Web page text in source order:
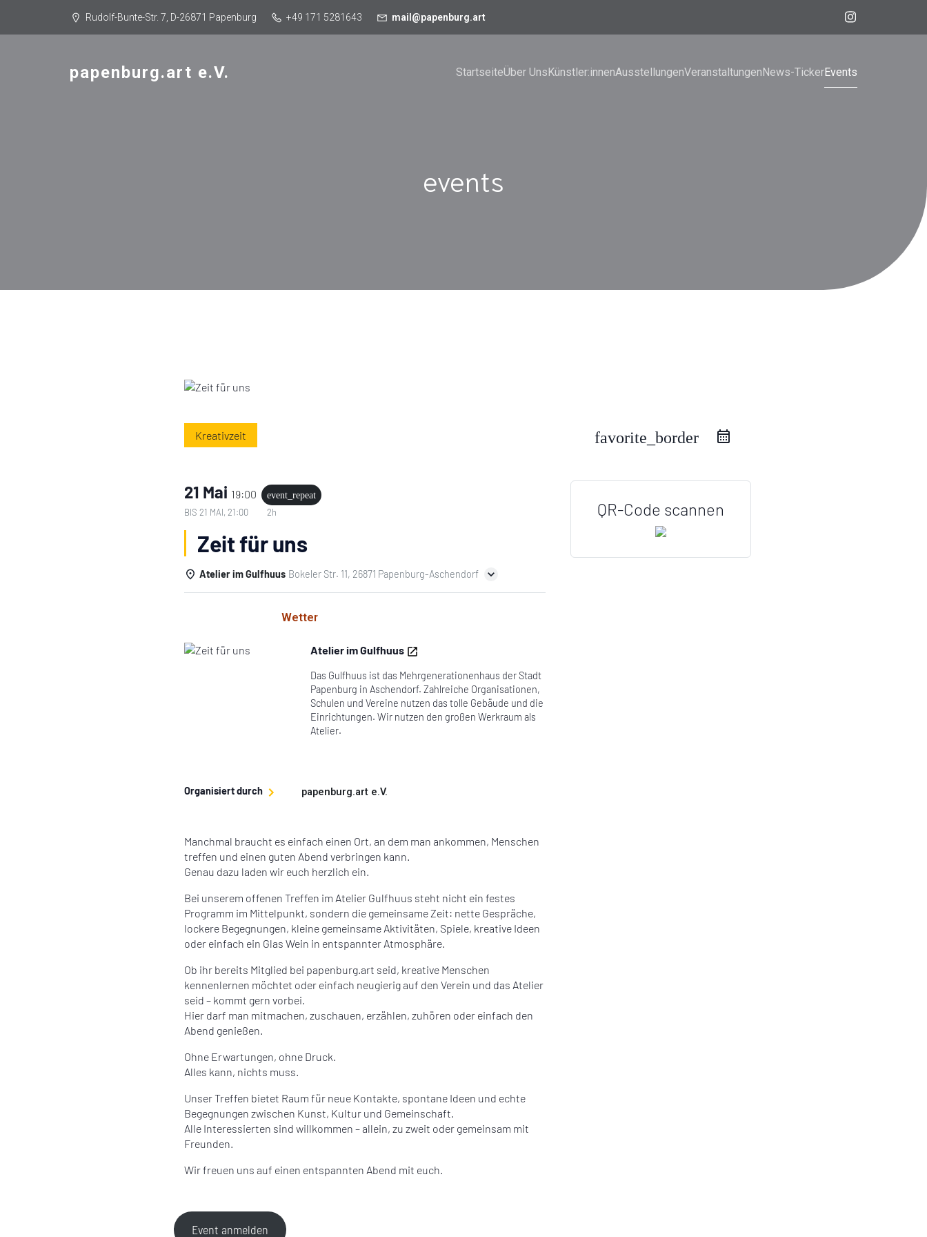
Rudolf-Bunte-Str. 7, D-26871 Papenburg +49 171 5281643 mail@papenburg.art
papenburg.art e.V. StartseiteÜber UnsKünstler:innenAusstellungenVeranstaltungenNews-TickerEvents
events
Kreativzeit favorite_border
21 Mai 19:00
event_repeat
BIS 21 MAI, 21:00 2h
Zeit für uns
Atelier im Gulfhuus Bokeler Str. 11, 26871 Papenburg-Aschendorf
Wetter
Atelier im Gulfhuus
Das Gulfhuus ist das Mehrgenerationenhaus der Stadt
Papenburg in Aschendorf. Zahlreiche Organisationen,
Schulen und Vereine nutzen das tolle Gebäude und die
Einrichtungen. Wir nutzen den großen Werkraum als
Atelier.
Organisiert durch papenburg.art e.V.
Manchmal braucht es einfach einen Ort, an dem man ankommen, Menschen
treffen und einen guten Abend verbringen kann.
Genau dazu laden wir euch herzlich ein.
Bei unserem offenen Treffen im Atelier Gulfhuus steht nicht ein festes
Programm im Mittelpunkt, sondern die gemeinsame Zeit: nette Gespräche,
lockere Begegnungen, kleine gemeinsame Aktivitäten, Spiele, kreative Ideen
oder einfach ein Glas Wein in entspannter Atmosphäre.
Ob ihr bereits Mitglied bei papenburg.art seid, kreative Menschen
kennenlernen möchtet oder einfach neugierig auf den Verein und das Atelier
seid – kommt gern vorbei.
Hier darf man mitmachen, zuschauen, erzählen, zuhören oder einfach den
Abend genießen.
Ohne Erwartungen, ohne Druck.
Alles kann, nichts muss.
Unser Treffen bietet Raum für neue Kontakte, spontane Ideen und echte
Begegnungen zwischen Kunst, Kultur und Gemeinschaft.
Alle Interessierten sind willkommen – allein, zu zweit oder gemeinsam mit
Freunden.
Wir freuen uns auf einen entspannten Abend mit euch.
QR-Code scannen
Event anmelden